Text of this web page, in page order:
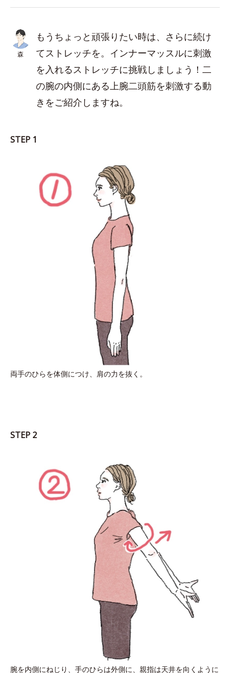
森
もうちょっと頑張りたい時は、さらに続け
てストレッチを。インナーマッスルに刺激
を入れるストレッチに挑戦しましょう！二
の腕の内側にある上腕二頭筋を刺激する動
きをご紹介しますね。
STEP 1
両手のひらを体側につけ、肩の力を抜く。
STEP 2
腕を内側にねじり、手のひらは外側に、親指は天井を向くように